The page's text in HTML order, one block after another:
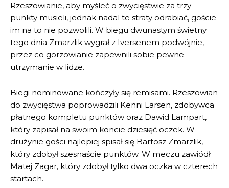
Rzeszowianie, aby myśleć o zwycięstwie za trzy
punkty musieli, jednak nadal te straty odrabiać, goście
im na to nie pozwolili. W biegu dwunastym świetny
tego dnia Zmarzlik wygrał z Iversenem podwójnie,
przez co gorzowianie zapewnili sobie pewne
utrzymanie w lidze.
Biegi nominowane kończyły się remisami. Rzeszowian
do zwycięstwa poprowadzili Kenni Larsen, zdobywca
płatnego kompletu punktów oraz Dawid Lampart,
który zapisał na swoim koncie dziesięć oczek. W
drużynie gości najlepiej spisał się Bartosz Zmarzlik,
który zdobył szesnaście punktów. W meczu zawiódł
Matej Zagar, który zdobył tylko dwa oczka w czterech
startach.